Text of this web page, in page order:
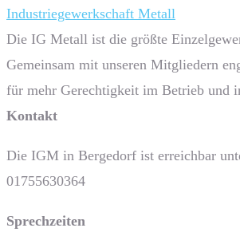
Industriegewerkschaft Metall
Die IG Metall ist die größte
Gemeinsam mit unseren Mitgliedern
für mehr Gerechtigkeit im Betrieb und
Kontakt
Die IGM in Bergedorf ist erreichbar
01755630364
Sprech­zeiten